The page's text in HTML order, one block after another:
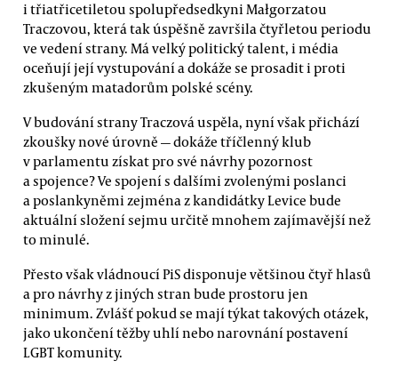
i třiatřicetiletou spolupředsedkyni Małgorzatou
Traczovou, která tak úspěšně završila čtyřletou periodu
ve vedení strany. Má velký politický talent, i média
oceňují její vystupování a dokáže se prosadit i proti
zkušeným matadorům polské scény.
V budování strany Traczová uspěla, nyní však přichází
zkoušky nové úrovně — dokáže tříčlenný klub
v parlamentu získat pro své návrhy pozornost
a spojence? Ve spojení s dalšími zvolenými poslanci
a poslankyněmi zejména z kandidátky Levice bude
aktuální složení sejmu určitě mnohem zajímavější než
to minulé.
Přesto však vládnoucí PiS disponuje většinou čtyř hlasů
a pro návrhy z jiných stran bude prostoru jen
minimum. Zvlášť pokud se mají týkat takových otázek,
jako ukončení těžby uhlí nebo narovnání postavení
LGBT komunity.